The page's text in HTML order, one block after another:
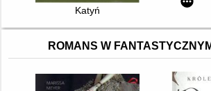
Katyń
ROMANS W